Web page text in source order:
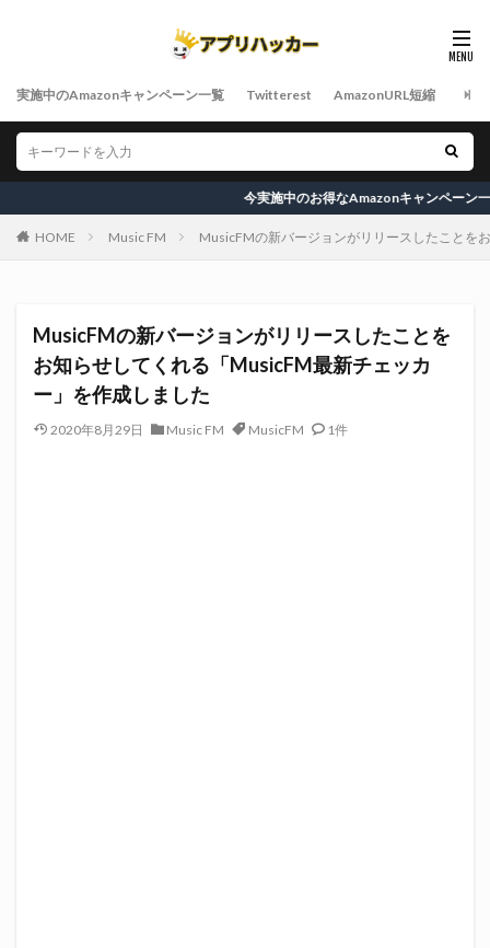
実施中のAmazonキャンペーン一覧 Twitterest AmazonURL短縮
今実施中のお得なAmazonキャンペーン一覧
HOME Music FM MusicFMの新バージョンがリリースしたことを
MusicFMの新バージョンがリリースしたことを
お知らせしてくれる「MusicFM最新チェッカ
ー」を作成しました
2020年8月29日 Music FM MusicFM 1件